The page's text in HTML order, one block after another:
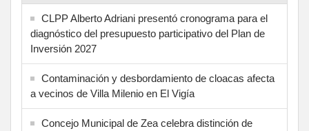
CLPP Alberto Adriani presentó cronograma para el
diagnóstico del presupuesto participativo del Plan de
Inversión 2027
Contaminación y desbordamiento de cloacas afecta
a vecinos de Villa Milenio en El Vigía
Concejo Municipal de Zea celebra distinción de